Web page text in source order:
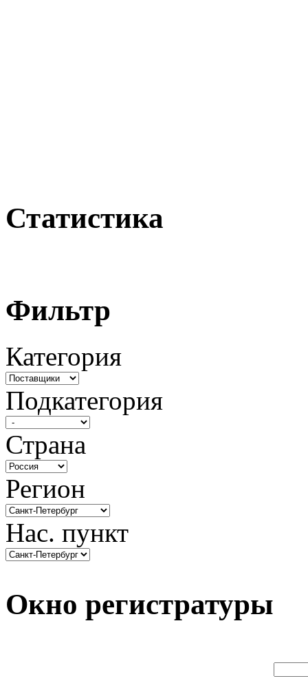
Статистика
Фильтр
Категория
Подкатегория
Страна
Регион
Нас. пункт
Окно регистратуры